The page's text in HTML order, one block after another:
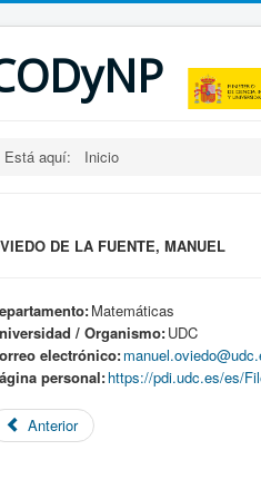
Está aquí: Inicio
DE LA FUENTE, MANUEL
Matemáticas
/ Organismo:UDC
electrónico:
personal:https://pdi.udc.es/es/
Anterior